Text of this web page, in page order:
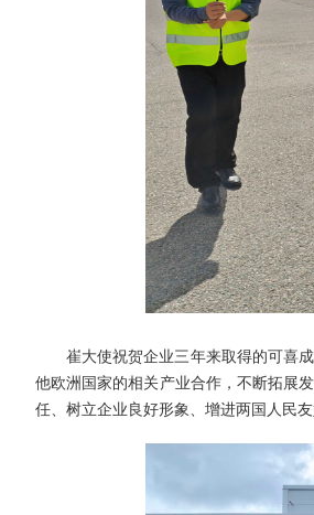
崔大使祝贺企业三年来取得的可喜
他欧洲国家的相关产业合作，不断拓展
任、树立企业良好形象、增进两国人民